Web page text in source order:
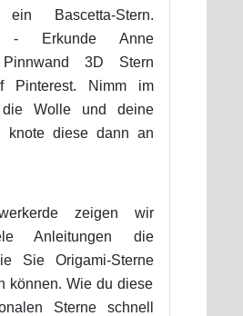
Bascetta-Stern.
- Erkunde Anne
Pinnwand 3D Stern
Pinterest. Nimm im
die Wolle und deine
knote diese dann an
zeigen wir
Anleitungen die
Sie Origami-Sterne
können. Wie du diese
Sterne schnell